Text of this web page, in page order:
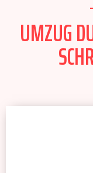
UMZUG